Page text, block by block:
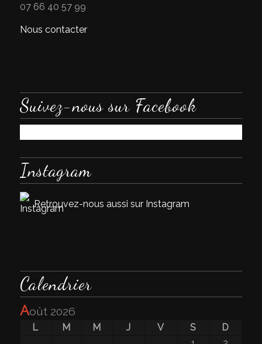
07 66 40 57 99
Nous contacter
Suivez-nous sur Facebook
Instagram
Retrouvez-nous aussi sur Instagram
Calendrier
août 2026
L M M J V S
D